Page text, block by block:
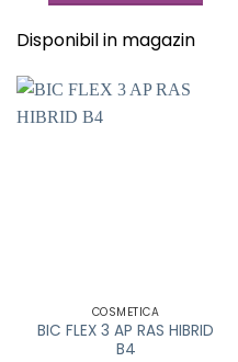
Disponibil in magazin
COSMETICA
BIC FLEX 3 AP RAS HIBRID
B4